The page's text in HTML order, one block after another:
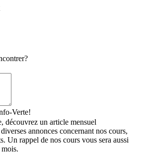
Verte!
découvrez un article mensuel
annonces concernant nos cours,
Un rappel de nos cours vous sera aussi